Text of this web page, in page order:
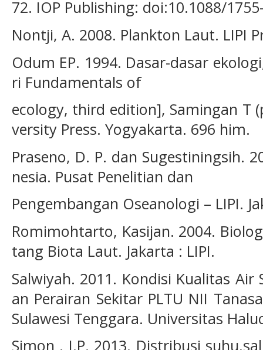
72. IOP Publishing: doi:10.1088/
Nontji, A. 2008. Plankton Laut. LIPI
Odum EP. 1994. Dasar-dasar
ri Fundamentals of
ecology, third edition], Samingan T
versity Press. Yogyakarta. 696 him.
Praseno, D. P. dan Sugestiningsih.
nesia. Pusat Penelitian dan
Pengembangan Oseanologi – LIPI.
Romimohtarto, Kasijan. 2004.
tang Biota Laut. Jakarta : LIPI.
Salwiyah. 2011. Kondisi Kualitas
an Perairan Sekitar PLTU NII
Sulawesi Tenggara. Universitas
Simon . I.P. 2013. Distribusi